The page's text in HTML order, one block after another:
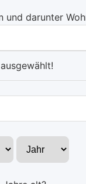
und darunter